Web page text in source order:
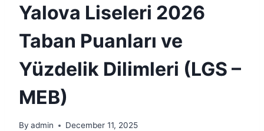
Yalova Liseleri 2026
Taban Puanları ve
Yüzdelik Dilimleri (LGS –
MEB)
By admin December 11, 2025